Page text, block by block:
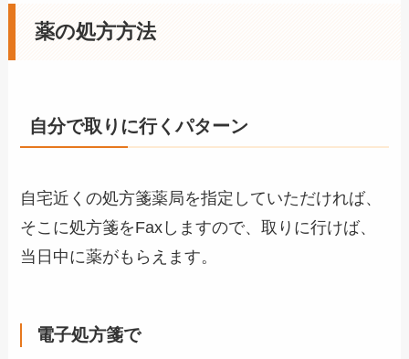
薬の処方方法
自分で取りに行くパターン
自宅近くの処方箋薬局を指定していただければ、
そこに処方箋をFaxしますので、取りに行けば、
当日中に薬がもらえます。
電子処方箋で